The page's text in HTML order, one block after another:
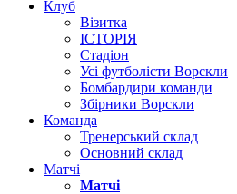
Клуб
Візитка
ІСТОРІЯ
Стадіон
Усі футболісти Ворскли
Бомбардири команди
Збірники Ворскли
Команда
Тренерський склад
Основний склад
Матчі
Матчі